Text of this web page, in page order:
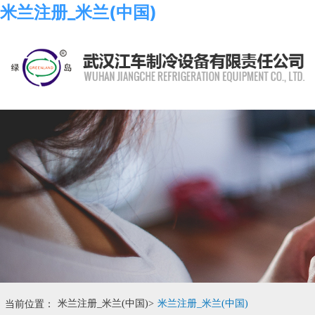
米兰注册_米兰(中国)
当前位置： 米兰注册_米兰(中国)> 米兰注册_米兰(中国)